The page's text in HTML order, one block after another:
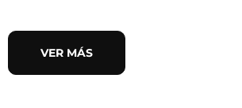
VER MÁS